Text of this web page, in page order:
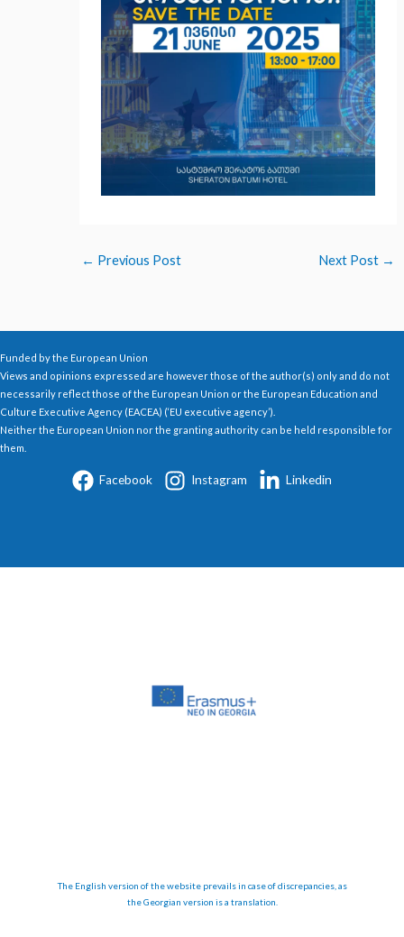
← Previous Post Next Post →
Funded by the European Union
Views and opinions expressed are however those of the author(s) only and do not
necessarily reflect those of the European Union or the European Education and
Culture Executive Agency (EACEA) (‘EU executive agency’).
Neither the European Union nor the granting authority can be held responsible for
them.
Facebook Instagram Linkedin
The English version of the website prevails in case of discrepancies, as
the Georgian version is a translation.